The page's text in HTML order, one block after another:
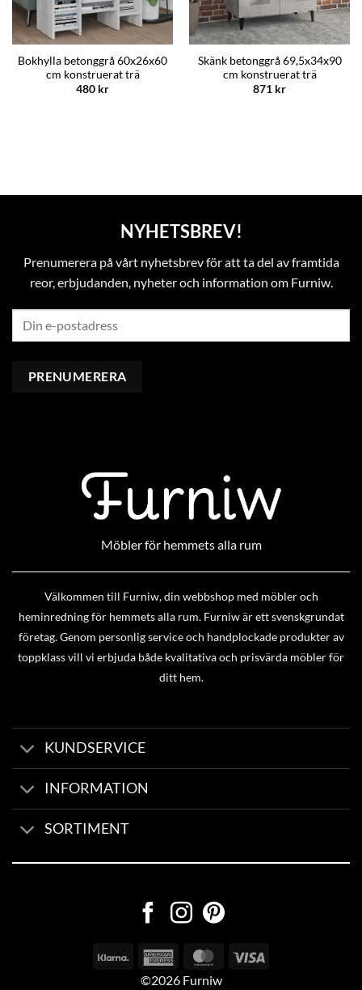
Bokhylla betonggrå 60x26x60
cm konstruerat trä
480 kr
Skänk betonggrå 69,5x34x90
cm konstruerat trä
871 kr
NYHETSBREV!
Prenumerera på vårt nyhetsbrev för att ta del av framtida
reor, erbjudanden, nyheter och information om Furniw.
Möbler för hemmets alla rum
Välkommen till Furniw, din webbshop med möbler och
heminredning för hemmets alla rum. Furniw är ett svenskgrundat
företag. Genom personlig service och handplockade produkter av
toppklass vill vi erbjuda både kvalitativa och prisvärda möbler för
ditt hem.
KUNDSERVICE
INFORMATION
SORTIMENT
©2026 Furniw